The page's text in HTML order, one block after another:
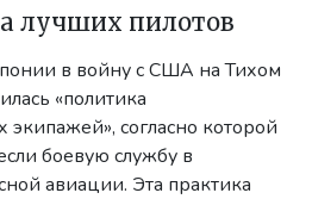
лучших пилотов
в войну с США на Тихом
«политика
экипажей», согласно которой
боевую службу в
авиации. Эта практика